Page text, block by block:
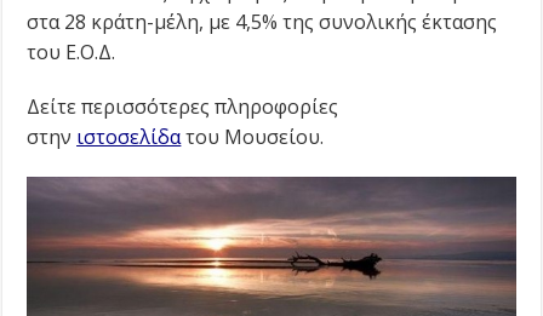
στα 28 κράτη-μέλη, με 4,5% της συνολικής έκτασης
του Ε.Ο.Δ.
Δείτε περισσότερες πληροφορίες
στην ιστοσελίδατου Μουσείου.